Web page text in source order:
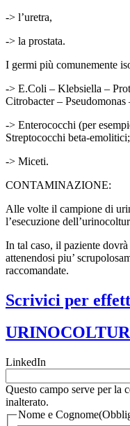
-> l’uretra,
-> la prostata.
I germi più comunemente
-> E.Coli – Klebsiella –
Citrobacter – Pseudomonas
-> Enterococchi (per
Streptococchi beta-emolitici;
-> Miceti.
CONTAMINAZIONE:
Alle volte il campione di
l’esecuzione
In tal caso, il paziente
attenendosi piu’
raccomandate.
Scrivici per
LinkedIn
Questo campo serve per la
inalterato.
Nome e Cognome